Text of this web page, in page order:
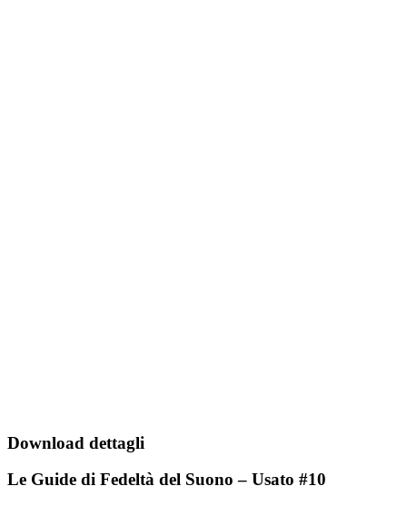
Download dettagli
Le Guide di Fedeltà del Suono – Usato #10